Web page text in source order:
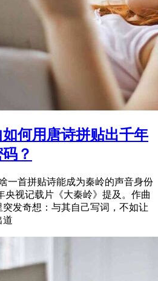
何用唐诗拼贴出千年
？
一首拼贴诗能成为秦岭的声音身份
央视记载片《大秦岭》提及。作曲
发奇想：与其自己写词，不如让
道